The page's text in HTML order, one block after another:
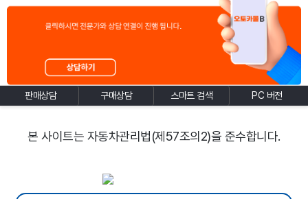
판매상담 구매상담 스마트 검색 PC 버전
본 사이트는 자동차관리법(제57조의2)을 준수합니다.